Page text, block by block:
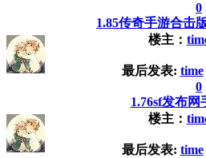
0
1.85传奇手游合击
楼主：
最后发表: time
0
1.76sf发布
楼主：
最后发表: time